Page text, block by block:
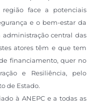
face a potenciais
e o bem-estar da
central das
atores têm e que tem
financiamento, quer no
e Resiliência, pelo
de Estado.
à ANEPC e a todas as